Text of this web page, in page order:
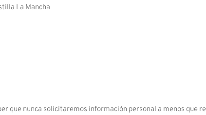
La Mancha
que nunca solicitaremos información personal a menos que